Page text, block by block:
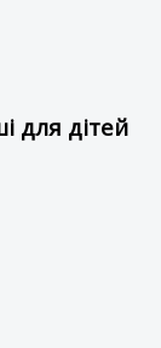
для дітей